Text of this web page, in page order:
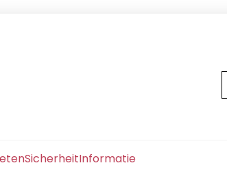
SicherheitInformatie